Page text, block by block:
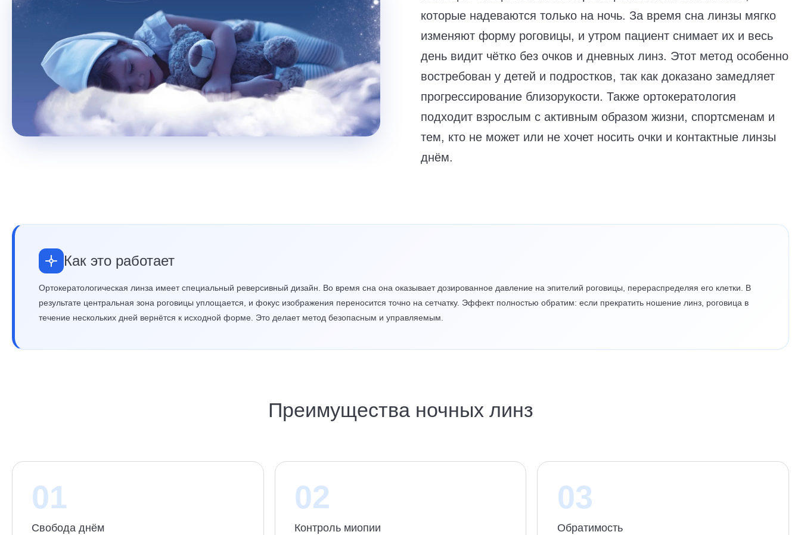
которые надеваются только на ночь. За время сна линзы мягко
изменяют форму роговицы, и утром пациент снимает их и весь
день видит чётко без очков и дневных линз. Этот метод особенно
востребован у детей и подростков, так как доказано замедляет
прогрессирование близорукости. Также ортокератология
подходит взрослым с активным образом жизни, спортсменам и
тем, кто не может или не хочет носить очки и контактные линзы
днём.
Как это работает
Ортокератологическая линза имеет специальный реверсивный дизайн. Во время сна она оказывает дозированное давление на эпителий роговицы, перераспределяя его клетки. В
результате центральная зона роговицы уплощается, и фокус изображения переносится точно на сетчатку. Эффект полностью обратим: если прекратить ношение линз, роговица в
течение нескольких дней вернётся к исходной форме. Это делает метод безопасным и управляемым.
Преимущества ночных линз
01
Свобода днём
02
Контроль миопии
03
Обратимость